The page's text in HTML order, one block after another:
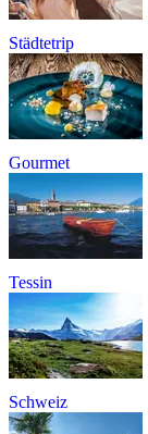
Städtetrip
Gourmet
Tessin
Schweiz